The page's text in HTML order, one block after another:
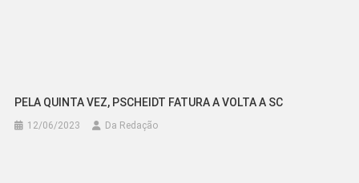
PELA QUINTA VEZ, PSCHEIDT FATURA A VOLTA A SC
12/06/2023 Da Redação